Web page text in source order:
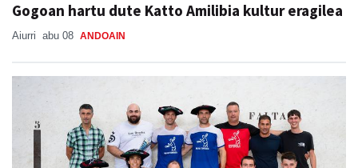
Gogoan hartu dute Katto Amilibia kultur eragilea
Aiurri abu 08 ANDOAIN